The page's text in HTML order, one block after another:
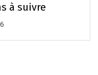
à suivre